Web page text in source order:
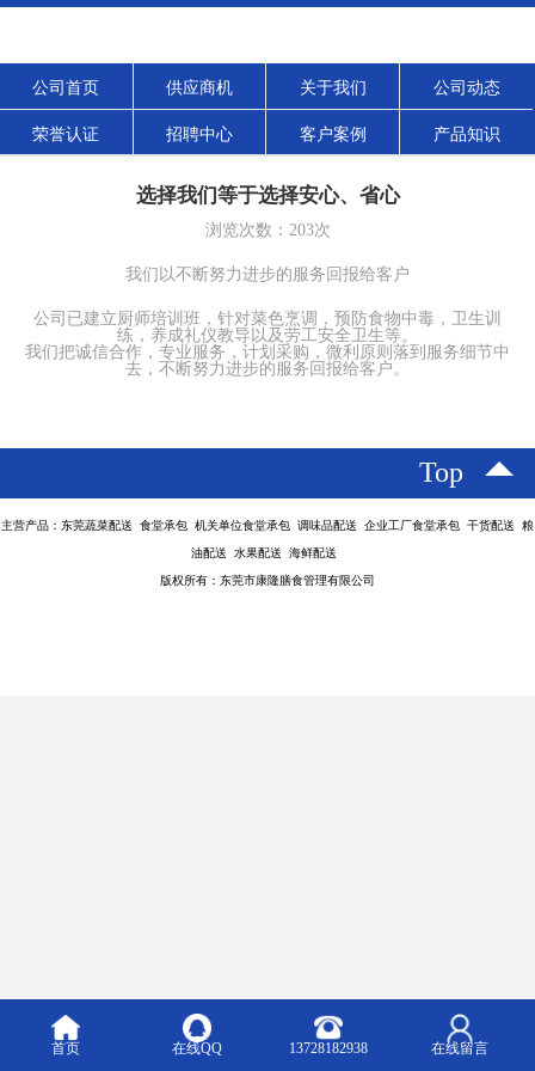
公司首页 供应商机 关于我们 公司动态
荣誉认证 招聘中心 客户案例 产品知识
选择我们等于选择安心、省心
浏览次数： 203次
我们以不断努力进步的服务回报给客户
公司已建立厨师培训班，针对菜色烹调，预防食物中毒，卫生训
练，养成礼仪教导以及劳工安全卫生等。
我们把诚信合作，专业服务，计划采购，微利原则落到服务细节中
去，不断努力进步的服务回报给客户。
Top
主营产品：东莞蔬菜配送 食堂承包 机关单位食堂承包 调味品配送 企业工厂食堂承包 干货配送 粮
油配送 水果配送 海鲜配送
版权所有：东莞市康隆膳食管理有限公司
首页 在线QQ 13728182938 在线留言